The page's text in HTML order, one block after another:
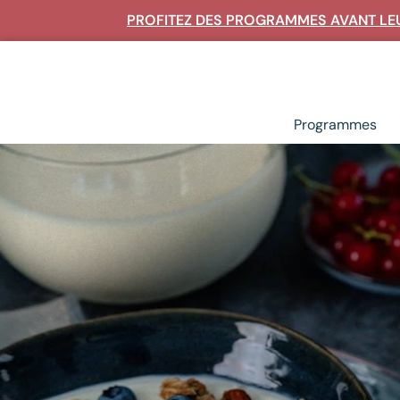
PROFITEZ DES PROGRAMMES AVANT
Rechercher un article ou une recette :
Programmes